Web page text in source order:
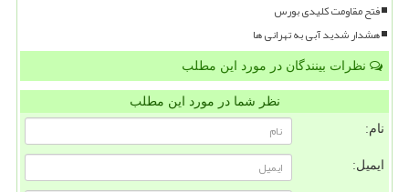
فتح مقاومت کلیدی بورس
هشدار شدید آبی به تهرانی ها
نظرات بینندگان در مورد این مطلب
نظر شما در مورد این مطلب
نام:
ایمیل: